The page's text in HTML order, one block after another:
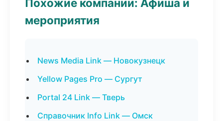
Похожие компании: Афиша и
мероприятия
News Media Link — Новокузнецк
Yellow Pages Pro — Сургут
Portal 24 Link — Тверь
Справочник Info Link — Омск